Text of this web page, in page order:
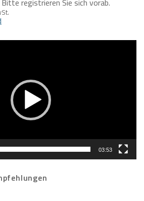
registrieren Sie sich vorab.
03:53